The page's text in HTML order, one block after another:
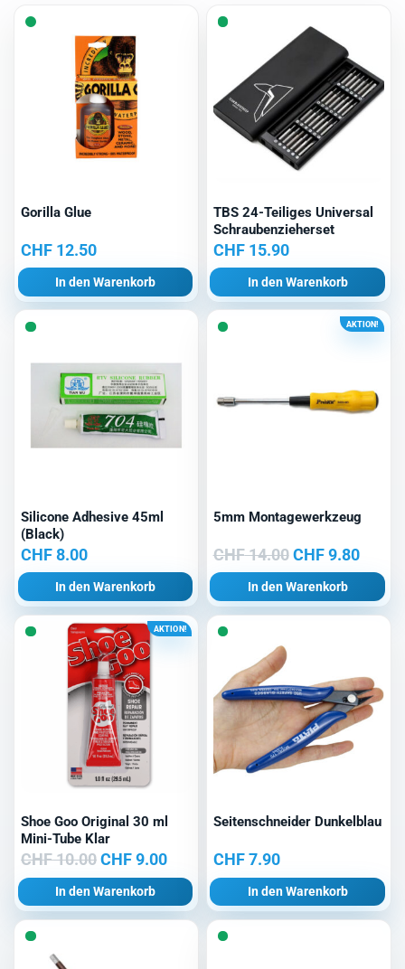
Gorilla Glue
CHF 12.50
In den Warenkorb
TBS 24-Teiliges Universal
Schraubenzieherset
CHF15.90
In den Warenkorb
Silicone Adhesive 45ml
(Black)
CHF8.00
In den Warenkorb
AKTION!
5mm Montagewerkzeug
CHF14.00 Ursprünglicher
Preis
war:
CHF9.80
Preis
ist:
CHF
In den Warenkorb
AKTION!
Shoe Goo Original 30 ml
Mini-Tube Klar
CHF10.00Ursprünglicher
Preis
war:
CHF9.00Aktueller
Preis
ist:
CHF 9.00.
In den Warenkorb
Seitenschneider Dunkelblau
CHF7.90
In den Warenkorb